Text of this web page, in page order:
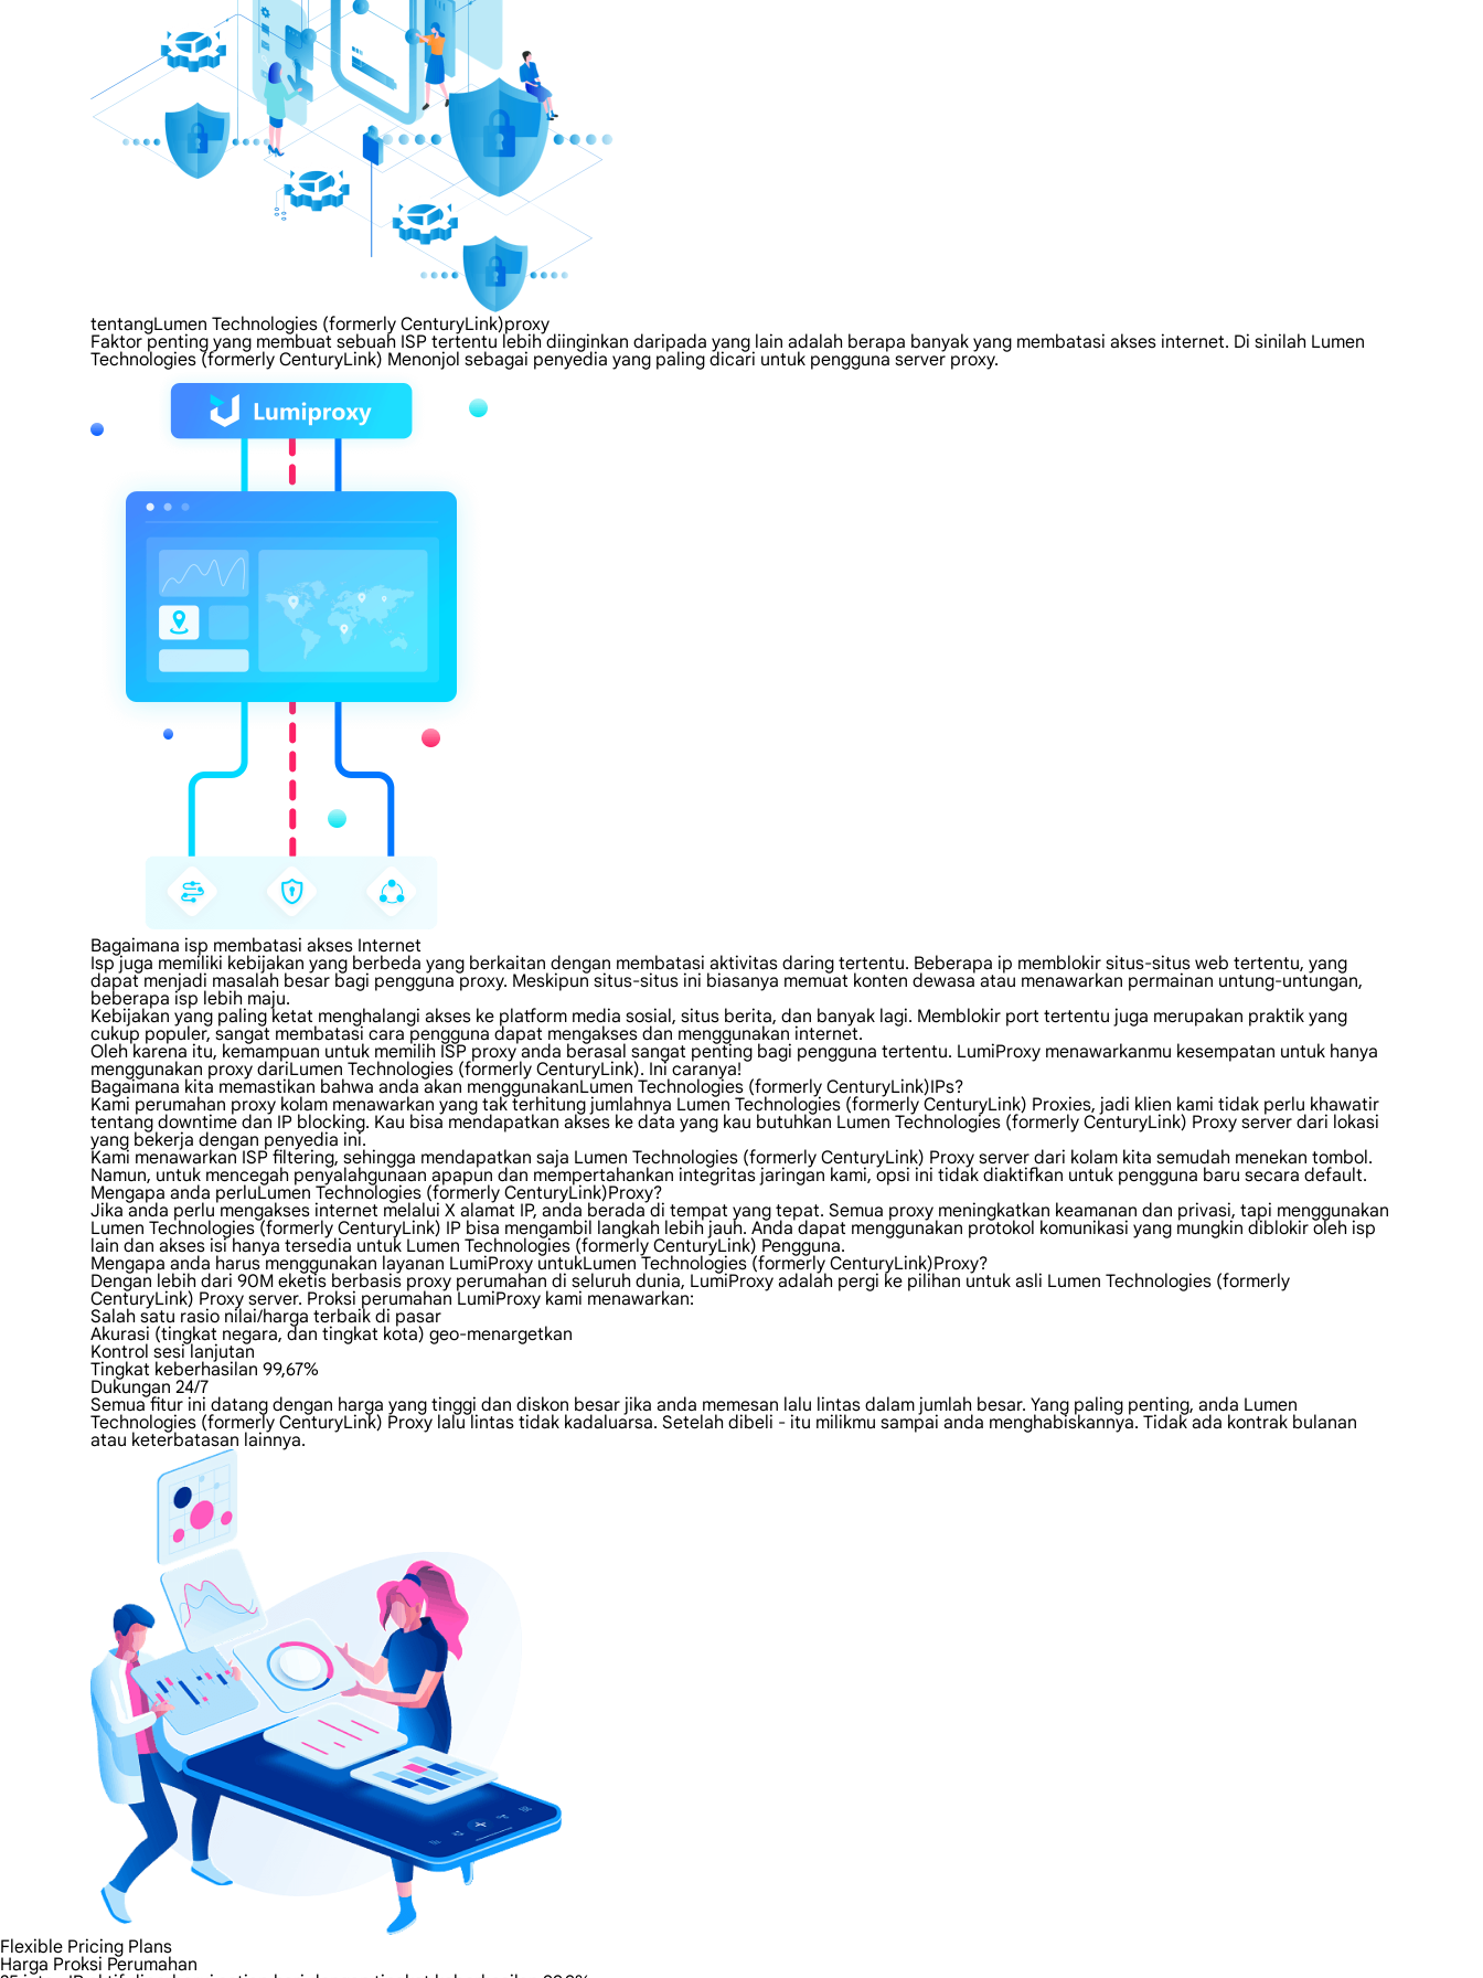
tentangLumen Technologies (formerly CenturyLink)proxy
Faktor penting yang membuat sebuah ISP tertentu lebih diinginkan daripada yang lain adalah berapa banyak yang membatasi akses internet. Di sinilah Lumen
Technologies (formerly CenturyLink) Menonjol sebagai penyedia yang paling dicari untuk pengguna server proxy.
Bagaimana isp membatasi akses Internet
Isp juga memiliki kebijakan yang berbeda yang berkaitan dengan membatasi aktivitas daring tertentu. Beberapa ip memblokir situs-situs web tertentu, yang
dapat menjadi masalah besar bagi pengguna proxy. Meskipun situs-situs ini biasanya memuat konten dewasa atau menawarkan permainan untung-untungan,
beberapa isp lebih maju.
Kebijakan yang paling ketat menghalangi akses ke platform media sosial, situs berita, dan banyak lagi. Memblokir port tertentu juga merupakan praktik yang
cukup populer, sangat membatasi cara pengguna dapat mengakses dan menggunakan internet.
Oleh karena itu, kemampuan untuk memilih ISP proxy anda berasal sangat penting bagi pengguna tertentu. LumiProxy menawarkanmu kesempatan untuk hanya
menggunakan proxy dariLumen Technologies (formerly CenturyLink). Ini caranya!
Bagaimana kita memastikan bahwa anda akan menggunakanLumen Technologies (formerly CenturyLink)IPs?
Kami perumahan proxy kolam menawarkan yang tak terhitung jumlahnya Lumen Technologies (formerly CenturyLink) Proxies, jadi klien kami tidak perlu khawatir
tentang downtime dan IP blocking. Kau bisa mendapatkan akses ke data yang kau butuhkan Lumen Technologies (formerly CenturyLink) Proxy server dari lokasi
yang bekerja dengan penyedia ini.
Kami menawarkan ISP filtering, sehingga mendapatkan saja Lumen Technologies (formerly CenturyLink) Proxy server dari kolam kita semudah menekan tombol.
Namun, untuk mencegah penyalahgunaan apapun dan mempertahankan integritas jaringan kami, opsi ini tidak diaktifkan untuk pengguna baru secara default.
Mengapa anda perluLumen Technologies (formerly CenturyLink)Proxy?
Jika anda perlu mengakses internet melalui X alamat IP, anda berada di tempat yang tepat. Semua proxy meningkatkan keamanan dan privasi, tapi menggunakan
Lumen Technologies (formerly CenturyLink) IP bisa mengambil langkah lebih jauh. Anda dapat menggunakan protokol komunikasi yang mungkin diblokir oleh isp
lain dan akses isi hanya tersedia untuk Lumen Technologies (formerly CenturyLink) Pengguna.
Mengapa anda harus menggunakan layanan LumiProxy untukLumen Technologies (formerly CenturyLink)Proxy?
Dengan lebih dari 90M eketis berbasis proxy perumahan di seluruh dunia, LumiProxy adalah pergi ke pilihan untuk asli Lumen Technologies (formerly
CenturyLink) Proxy server. Proksi perumahan LumiProxy kami menawarkan:
Salah satu rasio nilai/harga terbaik di pasar
Akurasi (tingkat negara, dan tingkat kota) geo-menargetkan
Kontrol sesi lanjutan
Tingkat keberhasilan 99,67%
Dukungan 24/7
Semua fitur ini datang dengan harga yang tinggi dan diskon besar jika anda memesan lalu lintas dalam jumlah besar. Yang paling penting, anda Lumen
Technologies (formerly CenturyLink) Proxy lalu lintas tidak kadaluarsa. Setelah dibeli - itu milikmu sampai anda menghabiskannya. Tidak ada kontrak bulanan
atau keterbatasan lainnya.
Flexible Pricing Plans
Harga Proksi Perumahan